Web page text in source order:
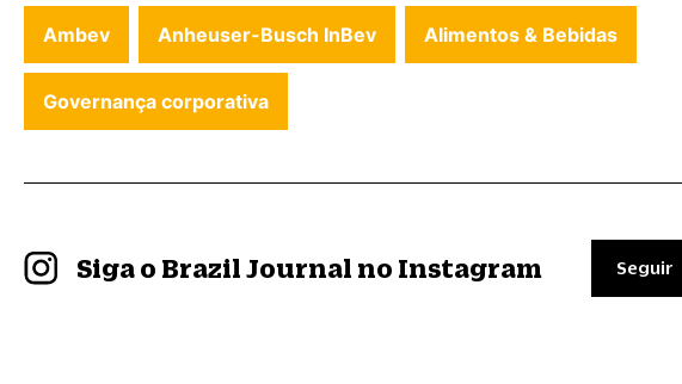
Ambev Anheuser-Busch InBev Alimentos & Bebidas
Governança corporativa
Siga o Brazil Journal no Instagram Seguir